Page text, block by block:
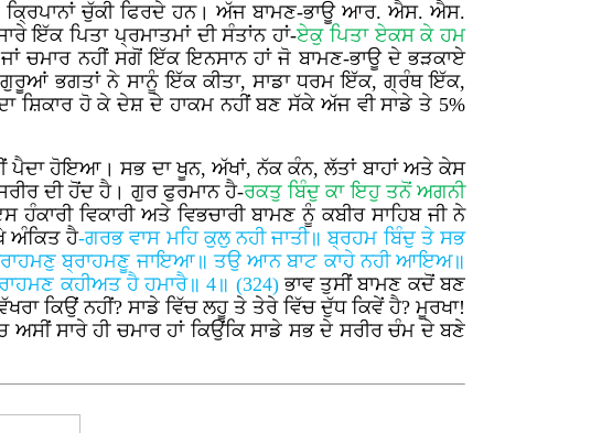
ਚੁੱਕੀ ਫਿਰਦੇ ਹਨ। ਅੱਜ ਬਾਮਣ-ਭਾਊ ਆਰ. ਐਸ. ਐਸ.
ਇੱਕ ਪਿਤਾ ਪ੍ਰਮਾਤਮਾਂ ਦੀ ਸੰਤਾਂਨ ਹਾਂ-ਏਕੁ ਪਿਤਾ ਏਕਸ ਕੇ ਹਮ
ਚਮਾਰ ਨਹੀਂ ਸਗੋਂ ਇੱਕ ਇਨਸਾਨ ਹਾਂ ਜੋ ਬਾਮਣ-ਭਾਊ ਦੇ ਭੜਕਾਏ
ਗੁਰੂਆਂ ਭਗਤਾਂ ਨੇ ਸਾਨੂੰ ਇੱਕ ਕੀਤਾ, ਸਾਡਾ ਧਰਮ ਇੱਕ, ਗ੍ਰੰਥ ਇੱਕ,
ਸ਼ਿਕਾਰ ਹੋ ਕੇ ਦੇਸ਼ ਦੇ ਹਾਕਮ ਨਹੀਂ ਬਣ ਸੱਕੇ ਅੱਜ ਵੀ ਸਾਡੇ ਤੇ 5%
ਪੈਦਾ ਹੋਇਆ। ਸਭ ਦਾ ਖੂਨ, ਅੱਖਾਂ, ਨੱਕ ਕੰਨ, ਲੱਤਾਂ ਬਾਹਾਂ ਅਤੇ ਕੇਸ
ਦੀ ਹੋਂਦ ਹੈ। ਗੁਰ ਫੁਰਮਾਨ ਹੈ-ਰਕਤੁ ਬਿੰਦੁ ਕਾ ਇਹੁ ਤਨੋਂ ਅਗਨੀ
ਵਿਕਾਰੀ ਅਤੇ ਵਿਭਚਾਰੀ ਬਾਮਣ ਨੂੰ ਕਬੀਰ ਸਾਹਿਬ ਜੀ ਨੇ
ਅੰਕਿਤ ਹੈ-ਗਰਭ ਵਾਸ ਮਹਿ ਕੁਲੁ ਨਹੀ ਜਾਤੀ॥ ਬ੍ਰਹਮ ਬਿੰਦੁ ਤੇ ਸਭ
ਬ੍ਰਾਹਮਣੂ ਜਾਇਆ॥ ਤਉ ਆਨ ਬਾਟ ਕਾਹੇ ਨਹੀ ਆਇਅ॥
ਕਹੀਅਤ ਹੈ ਹਮਾਰੈ॥ 4॥ (324)ਭਾਵ ਤੁਸੀਂ ਬਾਮਣ ਕਦੋਂ ਬਣ
ਕਿਉਂ ਨਹੀਂ? ਸਾਡੇ ਵਿੱਚ ਲਹੂ ਤੇ ਤੇਰੇ ਵਿੱਚ ਦੁੱਧ ਕਿਵੇਂ ਹੈ? ਮੂਰਖਾ!
ਸਾਰੇ ਹੀ ਚਮਾਰ ਹਾਂ ਕਿਉਂਕਿ ਸਾਡੇ ਸਭ ਦੇ ਸਰੀਰ ਚੰਮ ਦੇ ਬਣੇ